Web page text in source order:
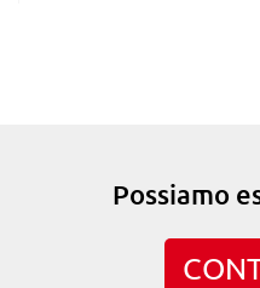
Possiamo